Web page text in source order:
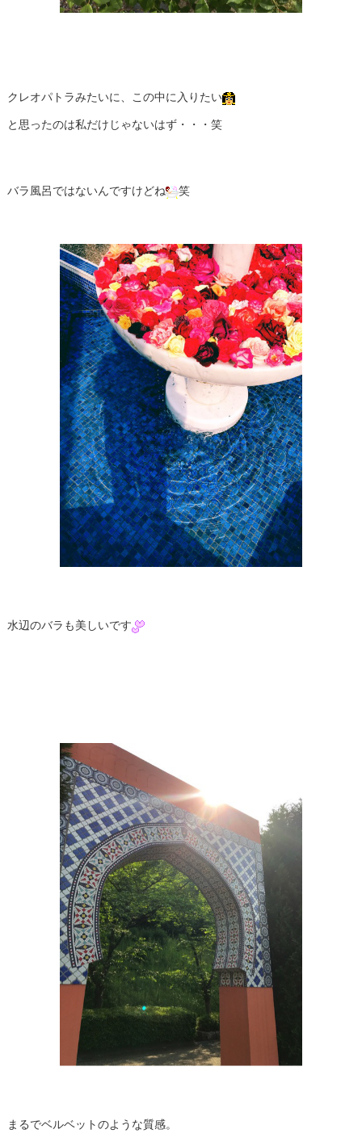
クレオパトラみたいに、この中に入りたい
と思ったのは私だけじゃないはず・・・笑
バラ風呂ではないんですけどね 笑
水辺のバラも美しいです
まるでベルベットのような質感。